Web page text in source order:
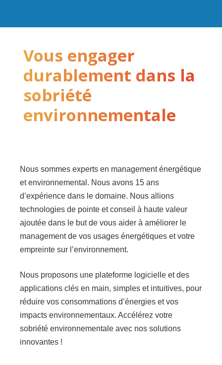
Vous engager
durablement dans la
sobriété
environnementale
Nous sommes experts en management énergétique
et environnemental. Nous avons 15 ans
d’expérience dans le domaine. Nous allions
technologies de pointe et conseil à haute valeur
ajoutée dans le but de vous aider à améliorer le
management de vos usages énergétiques et votre
empreinte sur l’environnement.
Nous proposons une plateforme logicielle et des
applications clés en main, simples et intuitives, pour
réduire vos consommations d’énergies et vos
impacts environnementaux. Accélérez votre
sobriété environnementale avec nos solutions
innovantes !